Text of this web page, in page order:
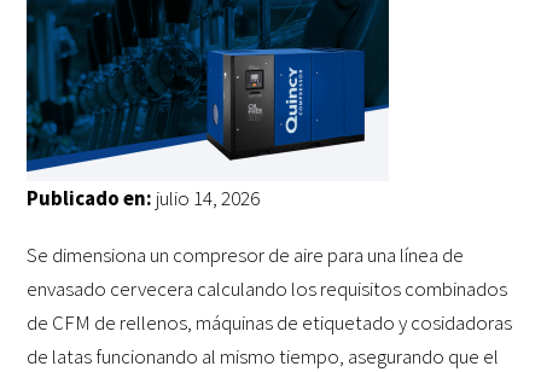
Publicado en: julio 14, 2026
Se dimensiona un compresor de aire para una línea de
envasado cervecera calculando los requisitos combinados
de CFM de rellenos, máquinas de etiquetado y cosidadoras
de latas funcionando al mismo tiempo, asegurando que el